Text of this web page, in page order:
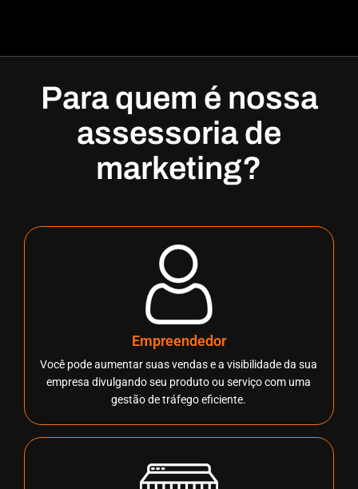
Para quem é nossa
assessoria de
marketing?
Empreendedor
Você pode aumentar suas vendas e a visibilidade da sua
empresa divulgando seu produto ou serviço com uma
gestão de tráfego eficiente.